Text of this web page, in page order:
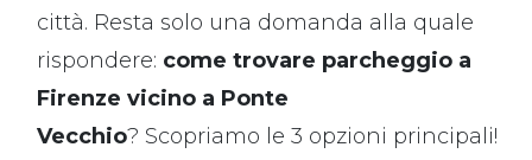
città. Resta solo una domanda alla quale
rispondere: come trovare parcheggio a
Firenze vicino a Ponte
Vecchio? Scopriamo le 3 opzioni principali!